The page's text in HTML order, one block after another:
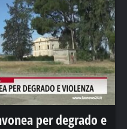
per degrado e